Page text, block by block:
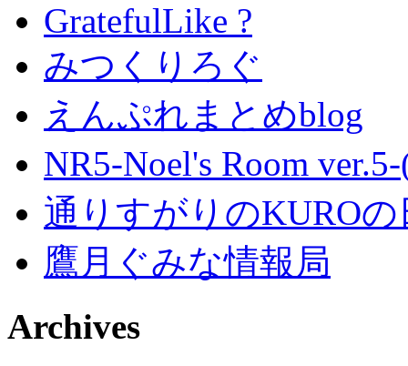
GratefulLike ?
みつくりろぐ
えんぷれまとめblog
NR5-Noel's Room
通りすがりのKURO
鷹月ぐみな情報局
Archives